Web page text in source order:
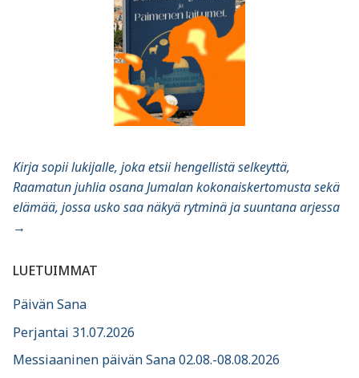
Kirja sopii lukijalle, joka etsii hengellistä selkeyttä,
Raamatun juhlia osana Jumalan kokonaiskertomusta sekä
elämää, jossa usko saa näkyä rytminä ja suuntana arjessa
→
LUETUIMMAT
Päivän Sana
Perjantai 31.07.2026
Messiaaninen päivän Sana 02.08.-08.08.2026